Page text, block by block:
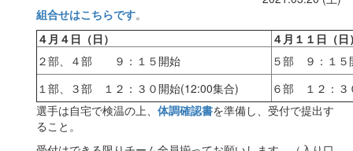
組合せはこちらです。
４月４日（日）
４月１１日（日
２部、４部 ９：１５開始
５部 ９：１５
１部、３部 １２：３０開始(12:00集合)
６部 １２：３
選手は自宅で検温の上、 体調確認書を準備し、受付で提出す
ること。